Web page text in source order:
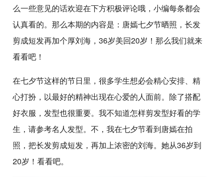
么一些意见的话欢迎在下方积极评论哦，小编每条都会
认真看的。那么本期的内容是：唐嫣七夕节晒照，长发
剪成短发再加个厚刘海，36岁美回20岁！那么我们就来
看看吧！
在七夕节这样的节日里，很多学生想必会精心安排、精
心打扮，以最好的精神出现在心爱的人面前。除了搭配
好衣服，发型也很重要。我不知道怎样剪发型好看的学
生，请参考名人发型。不，我在七夕节看到唐嫣在拍
照，把长发剪成短发，再加上浓密的刘海。她从36岁到
20岁！看看吧。